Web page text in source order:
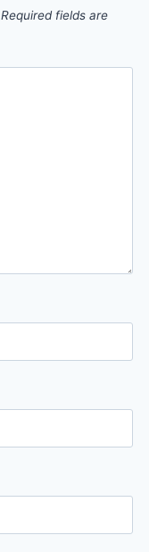
Required fields are